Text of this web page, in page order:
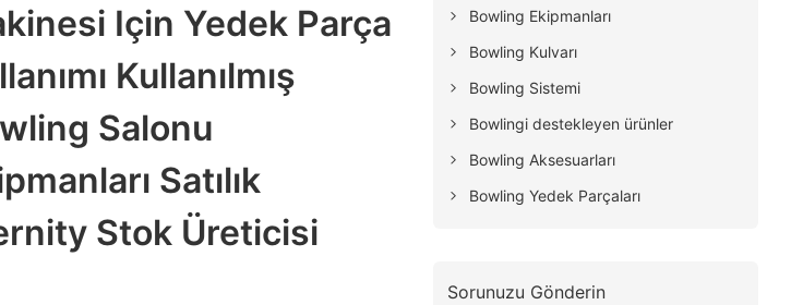
Için Yedek Parça
Kullanılmış
Salonu
Satılık
Stok Üreticisi
Bowling Ekipmanları
Bowling Kulvarı
Bowling Sistemi
Bowlingi destekleyen ürünler
Bowling Aksesuarları
Bowling Yedek Parçaları
Sorunuzu Gönderin